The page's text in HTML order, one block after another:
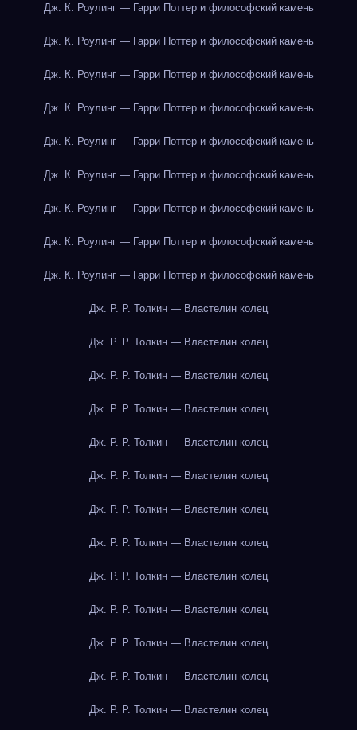
Дж. К. Роулинг — Гарри Поттер и философский камень
Дж. К. Роулинг — Гарри Поттер и философский камень
Дж. К. Роулинг — Гарри Поттер и философский камень
Дж. К. Роулинг — Гарри Поттер и философский камень
Дж. К. Роулинг — Гарри Поттер и философский камень
Дж. К. Роулинг — Гарри Поттер и философский камень
Дж. К. Роулинг — Гарри Поттер и философский камень
Дж. К. Роулинг — Гарри Поттер и философский камень
Дж. К. Роулинг — Гарри Поттер и философский камень
Дж. Р. Р. Толкин — Властелин колец
Дж. Р. Р. Толкин — Властелин колец
Дж. Р. Р. Толкин — Властелин колец
Дж. Р. Р. Толкин — Властелин колец
Дж. Р. Р. Толкин — Властелин колец
Дж. Р. Р. Толкин — Властелин колец
Дж. Р. Р. Толкин — Властелин колец
Дж. Р. Р. Толкин — Властелин колец
Дж. Р. Р. Толкин — Властелин колец
Дж. Р. Р. Толкин — Властелин колец
Дж. Р. Р. Толкин — Властелин колец
Дж. Р. Р. Толкин — Властелин колец
Дж. Р. Р. Толкин — Властелин колец